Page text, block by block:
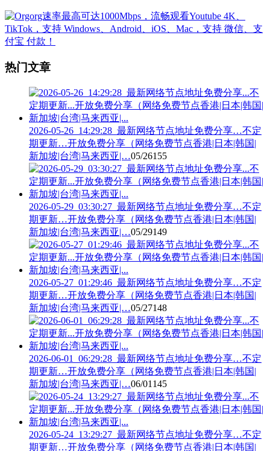
热门文章
2026-05-26_14:29:28_最新网络节点地址免费分享…不定
期更新…开放免费分享（网络免费节点香港|日本|韩国|
新加坡|台湾|马来西亚|…05/26155
2026-05-29_03:30:27_最新网络节点地址免费分享…不定
期更新…开放免费分享（网络免费节点香港|日本|韩国|
新加坡|台湾|马来西亚|…05/29149
2026-05-27_01:29:46_最新网络节点地址免费分享…不定
期更新…开放免费分享（网络免费节点香港|日本|韩国|
新加坡|台湾|马来西亚|…05/27148
2026-06-01_06:29:28_最新网络节点地址免费分享…不定
期更新…开放免费分享（网络免费节点香港|日本|韩国|
新加坡|台湾|马来西亚|…06/01 145
2026-05-24_13:29:27_最新网络节点地址免费分享…不定
期更新…开放免费分享（网络免费节点香港|日本|韩国|